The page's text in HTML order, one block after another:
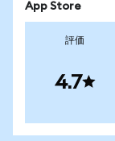
App Store
評価
4.7